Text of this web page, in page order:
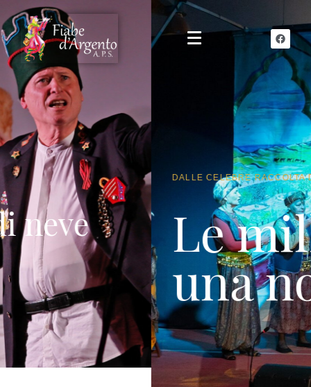
DALLE CELEBRE RACCOLTA DI NOVELLE ORIENTALI
Le mille e
una notte